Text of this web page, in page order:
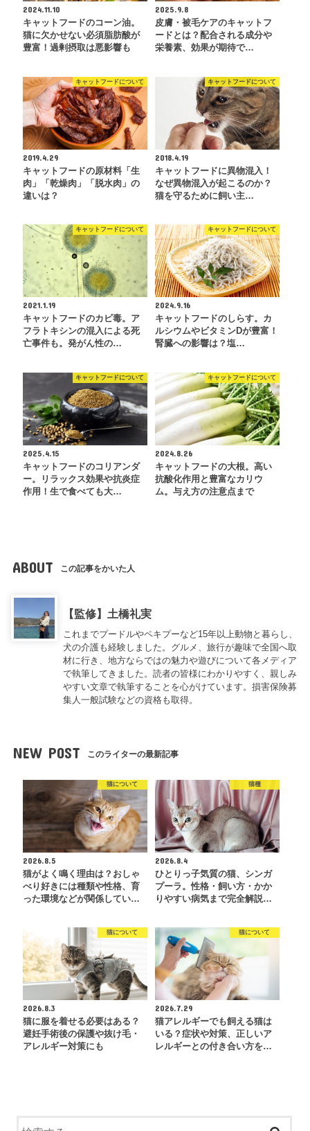
2024.11.10
キャットフードのコーン油。
猫に欠かせない必須脂肪酸が
豊富！過剰摂取は悪影響も
2025.9.8
皮膚・被毛ケアのキャットフ
ードとは？配合される成分や
栄養素、効果が期待で…
キャットフードについて
2019.4.29
キャットフードの原材料「生
肉」「乾燥肉」「脱水肉」の
違いは？
キャットフードについて
2018.4.19
キャットフードに異物混入！
なぜ異物混入が起こるのか？
猫を守るために飼い主…
キャットフードについて
2021.1.19
キャットフードのカビ毒。ア
フラトキシンの混入による死
亡事件も。発がん性の…
キャットフードについて
2024.9.16
キャットフードのしらす。カ
ルシウムやビタミンDが豊富！
腎臓への影響は？塩…
キャットフードについて
2025.4.15
キャットフードのコリアンダ
ー。リラックス効果や抗炎症
作用！生で食べても大…
キャットフードについて
2024.8.26
キャットフードの大根。高い
抗酸化作用と豊富なカリウ
ム。与え方の注意点まで
ABOUT この記事をかいた人
【監修】土橋礼実
これまでプードルやペキプーなど15年以上動物と暮らし、
犬の介護も経験しました。グルメ、旅行が趣味で全国へ取
材に行き、地方ならではの魅力や遊びについて各メディア
で執筆してきました。読者の皆様にわかりやすく、親しみ
やすい文章で執筆することを心がけています。損害保険募
集人一般試験などの資格も取得。
NEW POST このライターの最新記事
猫について
2026.8.5
猫がよく鳴く理由は？おしゃ
べり好きには種類や性格、育
った環境などが関係してい…
猫種
2026.8.4
ひとりっ子気質の猫、シンガ
プーラ。性格・飼い方・かか
りやすい病気まで完全解説…
猫について
2026.8.3
猫に服を着せる必要はある？
避妊手術後の保護や抜け毛・
アレルギー対策にも
猫について
2026.7.29
猫アレルギーでも飼える猫は
いる？症状や対策、正しいア
レルギーとの付き合い方を…